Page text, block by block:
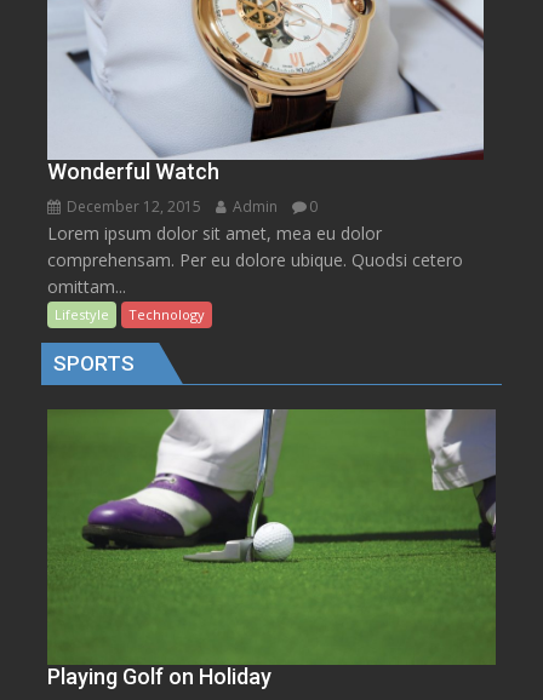
Wonderful Watch
December 12, 2015 Admin 0
Lorem ipsum dolor sit amet, mea eu dolor
comprehensam. Per eu dolore ubique. Quodsi cetero
omittam...
Lifestyle Technology
SPORTS
Playing Golf on Holiday